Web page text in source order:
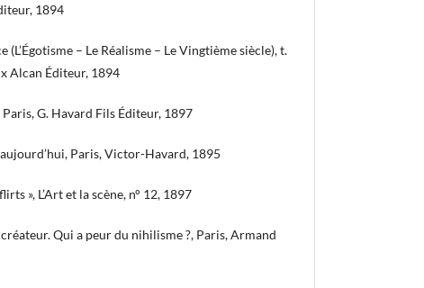
1894
(L’Égotisme – Le Réalisme – Le Vingtième siècle), t.
Alcan Éditeur, 1894
G. Havard Fils Éditeur, 1897
Paris, Victor-Havard, 1895
», L’Art et la scène, n° 12, 1897
Qui a peur du nihilisme ?, Paris, Armand